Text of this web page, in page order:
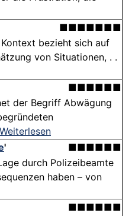
■■■■■■■
bezieht sich auf
von Situationen, . .
■■■■■■
der Begriff Abwägung
Weiterlesen
'
■■■■■■
durch Polizeibeamte
haben – von
■■■■■■